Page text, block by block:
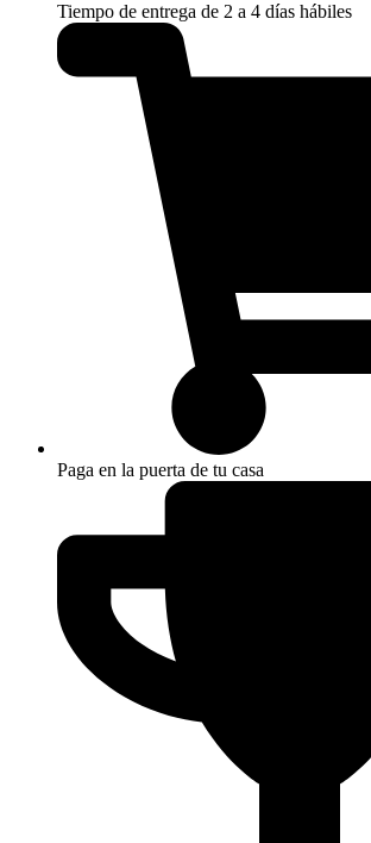
Tiempo de entrega de 2 a 4 días hábiles
Paga en la puerta de tu casa